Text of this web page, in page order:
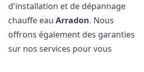
d'installation et de dépannage
chauffe eauArradon. Nous
offrons également des garanties
sur nos services pour vous